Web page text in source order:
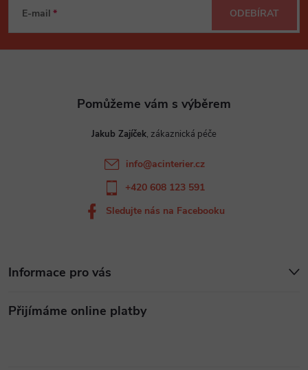
p
E-mail ODEBÍRAT
Informace pro vás
Přijímáme online platby
Jakub Zajíček
info@acinterier.cz
+420 608 123 591
Sledujte nás na Facebooku